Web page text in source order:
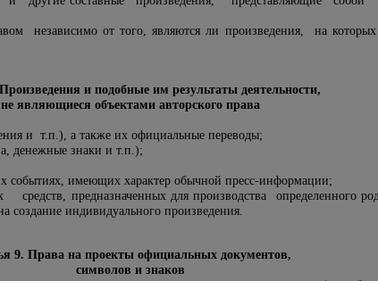
независимо от того, являются ли произведения, на
и подобные им результаты деятельности,
не являющиеся объектами авторского права
и т.п.), а также их официальные переводы;
денежные знаки и т.п.);
имеющих характер обычной пресс-информации;
предназначенных для производства определенного
создание индивидуального произведения.
9. Права на проекты официальных документов,
символов и знаков